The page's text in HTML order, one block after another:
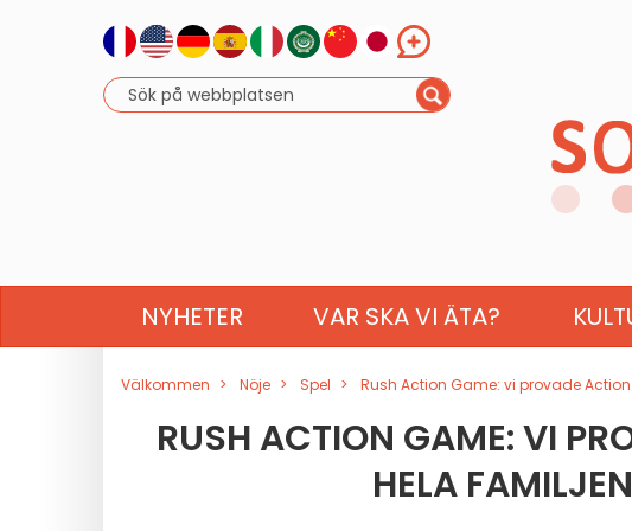
NYHETER VAR SKA VI ÄTA?
Välkommen Nöje Spel Rush Action Game: vi provade
RUSH ACTION GAME: VI
HELA